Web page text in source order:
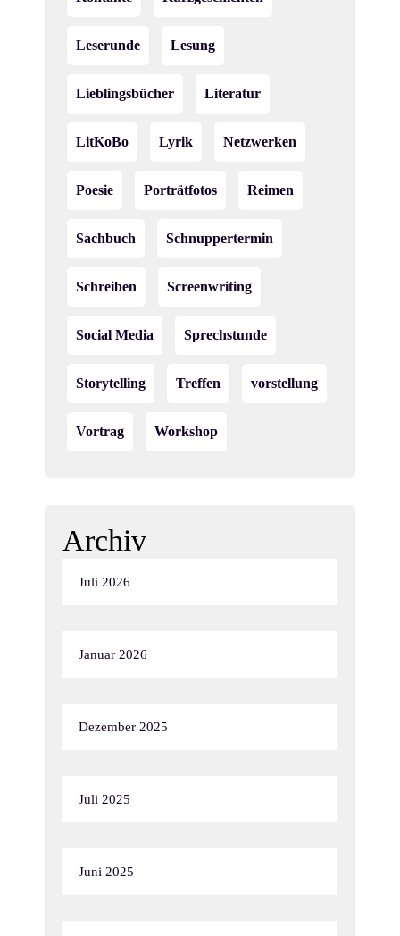
Leserunde Lesung
Lieblingsbücher Literatur
LitKoBo Lyrik Netzwerken
Poesie Porträtfotos Reimen
Sachbuch Schnuppertermin
Schreiben Screenwriting
Social Media Sprechstunde
Storytelling Treffen vorstellung
Vortrag Workshop
Archiv
Juli 2026
Januar 2026
Dezember 2025
Juli 2025
Juni 2025